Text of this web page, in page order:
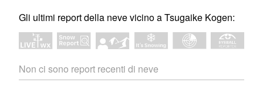
Gli ultimi report della neve vicino a Tsugaike Kogen:
Non ci sono report recenti di neve